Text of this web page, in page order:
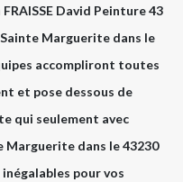
David Peinture 43
Marguerite dans le
accompliront toutes
et pose dessous de
qui seulement avec
Marguerite dans le 43230
pour vos